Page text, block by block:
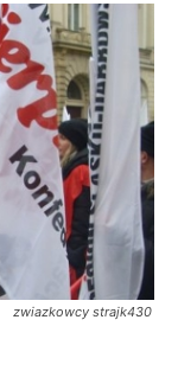
zwiazkowcy strajk430